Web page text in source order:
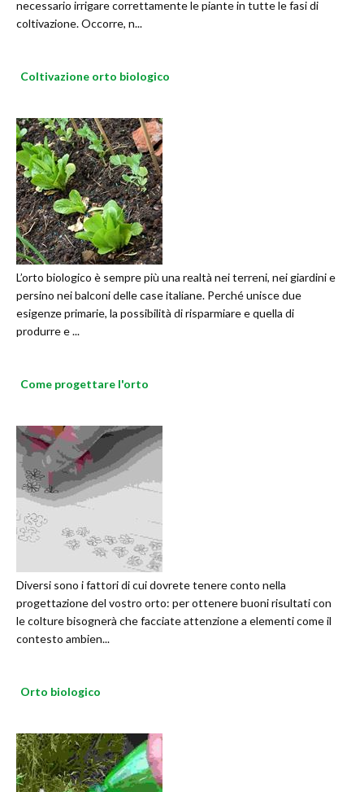
necessario irrigare correttamente le piante in tutte le fasi di
coltivazione. Occorre, n...
Coltivazione orto biologico
L’orto biologico è sempre più una realtà nei terreni, nei giardini e
persino nei balconi delle case italiane. Perché unisce due
esigenze primarie, la possibilità di risparmiare e quella di
produrre e ...
Come progettare l'orto
Diversi sono i fattori di cui dovrete tenere conto nella
progettazione del vostro orto: per ottenere buoni risultati con
le colture bisognerà che facciate attenzione a elementi come il
contesto ambien...
Orto biologico